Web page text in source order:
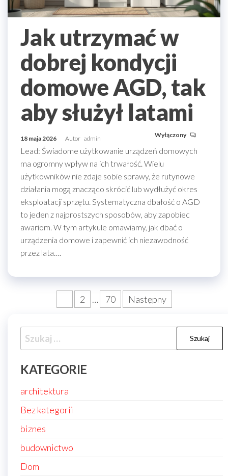
Jak utrzymać w
dobrej kondycji
domowe AGD, tak
aby służył latami
18 maja 2026 Autor admin Wyłączony
Lead: Świadome użytkowanie urządzeń domowych
ma ogromny wpływ na ich trwałość. Wielu
użytkowników nie zdaje sobie sprawy, że rutynowe
działania mogą znacząco skrócić lub wydłużyć okres
eksploatacji sprzętu. Systematyczna dbałość o AGD
to jeden z najprostszych sposobów, aby zapobiec
awariom. W tym artykule omawiamy, jak dbać o
urządzenia domowe i zapewnić ich niezawodność
przez lata.…
Stronicowanie
2 … 70 Następny
Szukaj:
KATEGORIE
architektura
Bez kategorii
biznes
budownictwo
Dom